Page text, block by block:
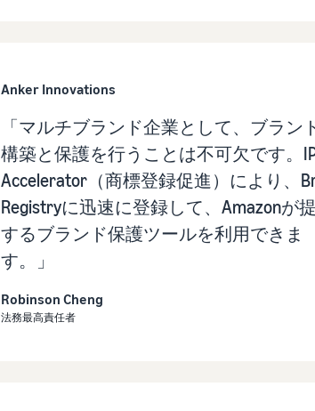
Anker Innovations
「マルチブランド企業として、ブラン
構築と保護を行うことは不可欠です。
Accelerator（商標登録促進）により、
Registryに迅速に登録して、Amazonが
するブランド保護ツールを利用できま
す。」
Robinson Cheng
法務最高責任者